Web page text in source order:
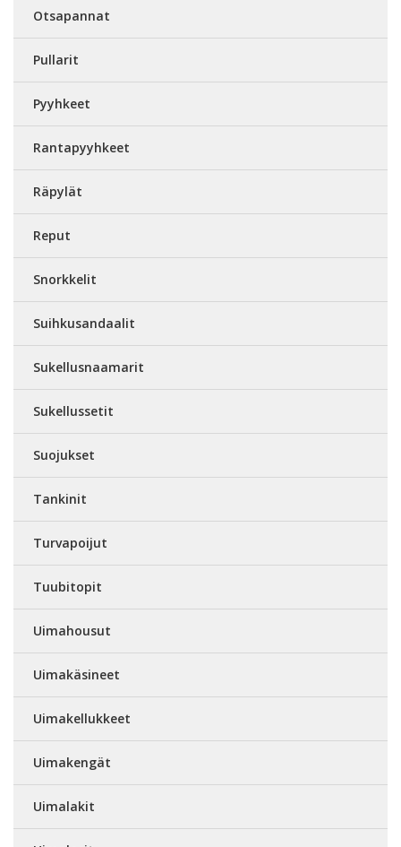
Otsapannat
Pullarit
Pyyhkeet
Rantapyyhkeet
Räpylät
Reput
Snorkkelit
Suihkusandaalit
Sukellusnaamarit
Sukellussetit
Suojukset
Tankinit
Turvapoijut
Tuubitopit
Uimahousut
Uimakäsineet
Uimakellukkeet
Uimakengät
Uimalakit